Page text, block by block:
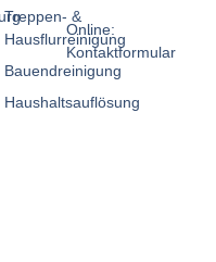
Treppen- &
Hausflurreinigung
Bauendreinigung
Haushaltsauflösung
Online:
Kontaktformular